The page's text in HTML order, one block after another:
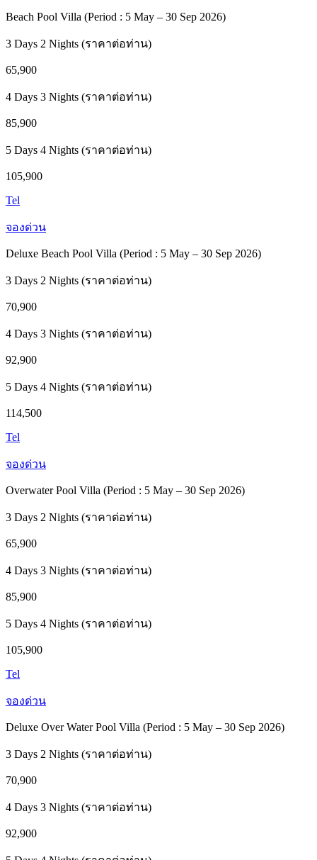
Beach Pool Villa (Period : 5 May – 30 Sep 2026)
3 Days 2 Nights (ราคาต่อท่าน)
65,900
4 Days 3 Nights (ราคาต่อท่าน)
85,900
5 Days 4 Nights (ราคาต่อท่าน)
105,900
Tel
จองด่วน
Deluxe Beach Pool Villa (Period : 5 May – 30 Sep 2026)
3 Days 2 Nights (ราคาต่อท่าน)
70,900
4 Days 3 Nights (ราคาต่อท่าน)
92,900
5 Days 4 Nights (ราคาต่อท่าน)
114,500
Tel
จองด่วน
Overwater Pool Villa (Period : 5 May – 30 Sep 2026)
3 Days 2 Nights (ราคาต่อท่าน)
65,900
4 Days 3 Nights (ราคาต่อท่าน)
85,900
5 Days 4 Nights (ราคาต่อท่าน)
105,900
Tel
จองด่วน
Deluxe Over Water Pool Villa (Period : 5 May – 30 Sep 2026)
3 Days 2 Nights (ราคาต่อท่าน)
70,900
4 Days 3 Nights (ราคาต่อท่าน)
92,900